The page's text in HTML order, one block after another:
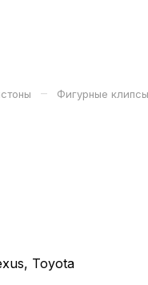
– Фигурные